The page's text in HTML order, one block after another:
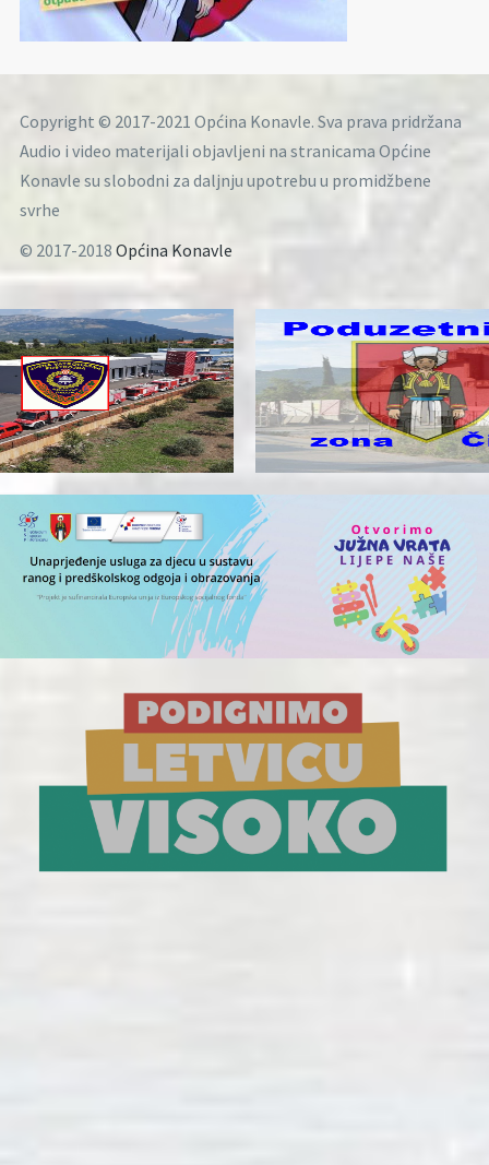
Copyright © 2017-2021 Općina Konavle. Sva prava pridržana
Audio i video materijali objavljeni na stranicama Općine
Konavle su slobodni za daljnju upotrebu u promidžbene
svrhe
© 2017-2018 Općina Konavle